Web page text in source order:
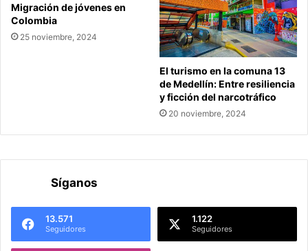
Migración de jóvenes en
Colombia
25 noviembre, 2024
El turismo en la comuna 13
de Medellín: Entre resiliencia
y ficción del narcotráfico
20 noviembre, 2024
Síganos
13.571
Seguidores
1.122
Seguidores